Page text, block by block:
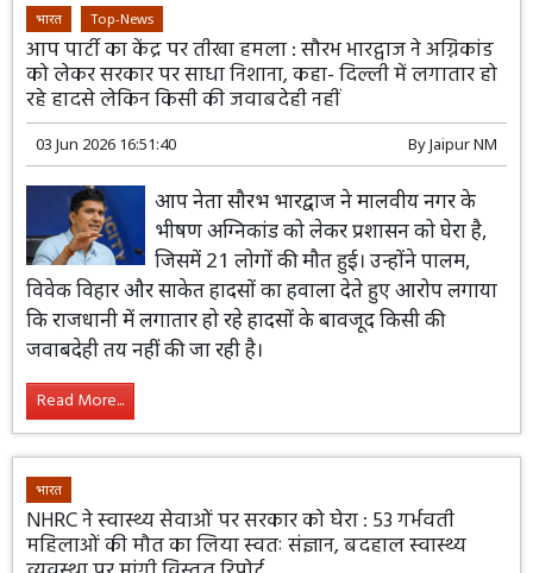
भारत Top-News
आप पार्टी का केंद्र पर तीखा हमला : सौरभ भारद्वाज ने अग्निकांड
को लेकर सरकार पर साधा निशाना, कहा- दिल्ली में लगातार हो
रहे हादसे लेकिन किसी की जवाबदेही नहीं
03 Jun 2026 16:51:40 ByJaipur NM
आप नेता सौरभ भारद्वाज ने मालवीय नगर के
भीषण अग्निकांड को लेकर प्रशासन को घेरा है,
जिसमें 21 लोगों की मौत हुई। उन्होंने पालम,
विवेक विहार और साकेत हादसों का हवाला देते हुए आरोप लगाया
कि राजधानी में लगातार हो रहे हादसों के बावजूद किसी की
जवाबदेही तय नहीं की जा रही है।
Read More...
भारत
NHRC ने स्वास्थ्य सेवाओं पर सरकार को घेरा : 53 गर्भवती
महिलाओं की मौत का लिया स्वतः संज्ञान, बदहाल स्वास्थ्य